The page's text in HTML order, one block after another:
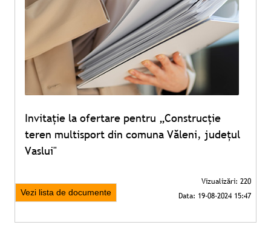
Invitație la ofertare pentru „Construcție
teren multisport din comuna Văleni, județul
Vaslui"
Vezi lista de documente